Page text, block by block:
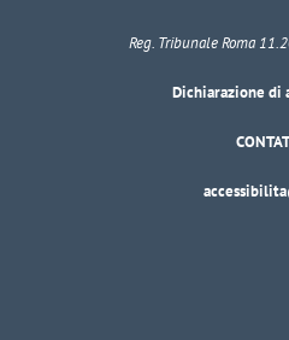
Reg. Tribunale Roma
Dichiarazione di